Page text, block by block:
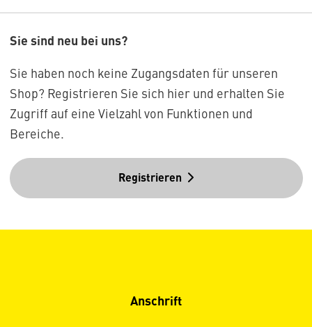
Sie sind neu bei uns?
Sie haben noch keine Zugangsdaten für unseren
Shop? Registrieren Sie sich hier und erhalten Sie
Zugriff auf eine Vielzahl von Funktionen und
Bereiche.
Registrieren
Anschrift